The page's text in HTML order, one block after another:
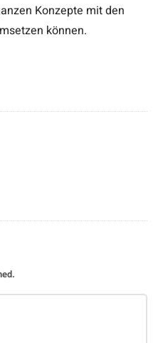
Konzepte mit den
können.